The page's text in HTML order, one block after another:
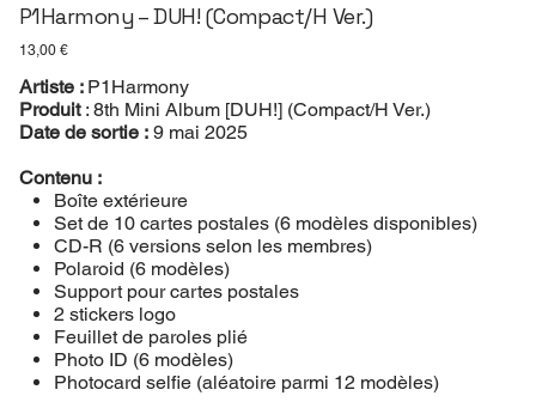
P1Harmony – DUH! (Compact/H Ver.)
Prix
13,00 €
Artiste : P1Harmony
Produit : 8th Mini Album [DUH!] (Compact/H Ver.)
Date de sortie :9 mai 2025
Contenu :
Boîte extérieure
Set de 10 cartes postales (6 modèles disponibles)
CD-R (6 versions selon les membres)
Polaroid (6 modèles)
Support pour cartes postales
2 stickers logo
Feuillet de paroles plié
Photo ID (6 modèles)
Photocard selfie (aléatoire parmi 12 modèles)